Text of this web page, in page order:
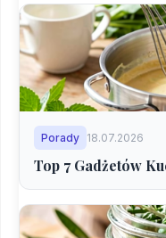
Porady 18.07.2026
Top 7 Gadżetów